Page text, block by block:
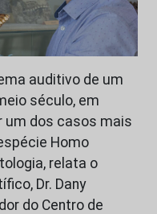
auditivo de um
século, em
um dos casos mais
Homo
relata o
Dr. Dany
do Centro de